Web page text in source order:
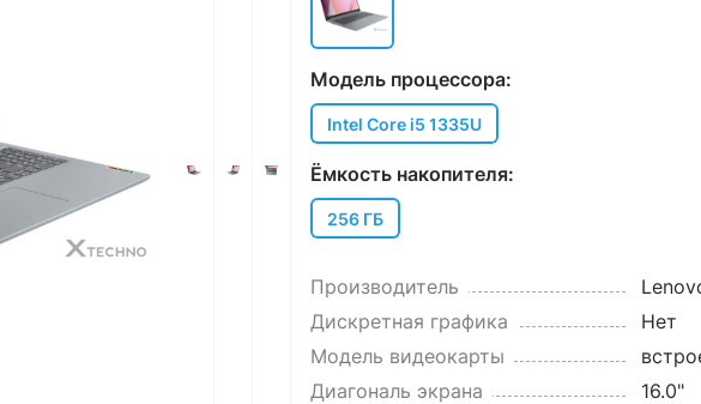
Модель процессора:
Intel Core i5 1335U
Ёмкость накопителя:
256 ГБ
Производитель
Дискретная графика
Нет
Модель видеокарты
Диагональ экрана
16.0"